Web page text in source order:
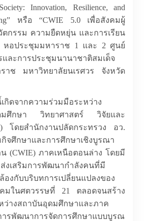
Innovation, Resilience, and
หรือ “CWIE 5.0 เพื่อสังคมผู้
ตกรรม ความยืดหยุ่น และการเรียน
อประชุมมหาราช 1 และ 2 ศูนย์
ละการประชุมนานาชาติสมเด็จ
ราช มหาวิทยาลัยนเรศวร จังหวัด
กิดจากความร่วมมือระหว่าง
ดมศึกษา วิทยาศาสตร์ วิจัยและ
โดยสำนักงานปลัดกระทรวง อว.
จศึกษาและการศึกษาเชิงบูรณา
น (CWIE) ภาคเหนือตอนล่าง โดยมี
งเสริมการพัฒนากำลังคนที่มี
งกับบริบทการเปลี่ยนแปลงของ
คมในศตวรรษที่ 21 ตลอดจนสร้าง
ว่างสถาบันอุดมศึกษาและภาค
ารพัฒนาการจัดการศึกษาแบบบูรณ